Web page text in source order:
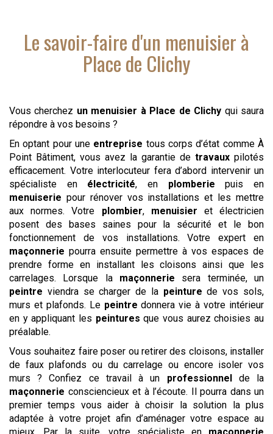
Le savoir-faire d'un menuisierà
Place de Clichy
Vous cherchez un menuisier à Place de Clichy qui saura
répondre à vos besoins ?
En optant pour une entreprise tous corps d’état comme À
Point Bâtiment, vous avez la garantie de travaux pilotés
efficacement. Votre interlocuteur fera d’abord intervenir un
spécialiste en électricité, en plomberie puis en
menuiserie pour rénover vos installations et les mettre
aux normes. Votre plombier, menuisier et électricien
posent des bases saines pour la sécurité et le bon
fonctionnement de vos installations. Votre expert en
maçonnerie pourra ensuite permettre à vos espaces de
prendre forme en installant les cloisons ainsi que les
carrelages. Lorsque la maçonnerie sera terminée, un
peintre viendra se charger de la peinture de vos sols,
murs et plafonds. Le peintre donnera vie à votre intérieur
en y appliquant les peintures que vous aurez choisies au
préalable.
Vous souhaitez faire poser ou retirer des cloisons, installer
de faux plafonds ou du carrelage ou encore isoler vos
murs ? Confiez ce travail à un professionnelde la
maçonnerie consciencieux et à l’écoute. Il pourra dans un
premier temps vous aider à choisir la solution la plus
adaptée à votre projet afin d’aménager votre espace au